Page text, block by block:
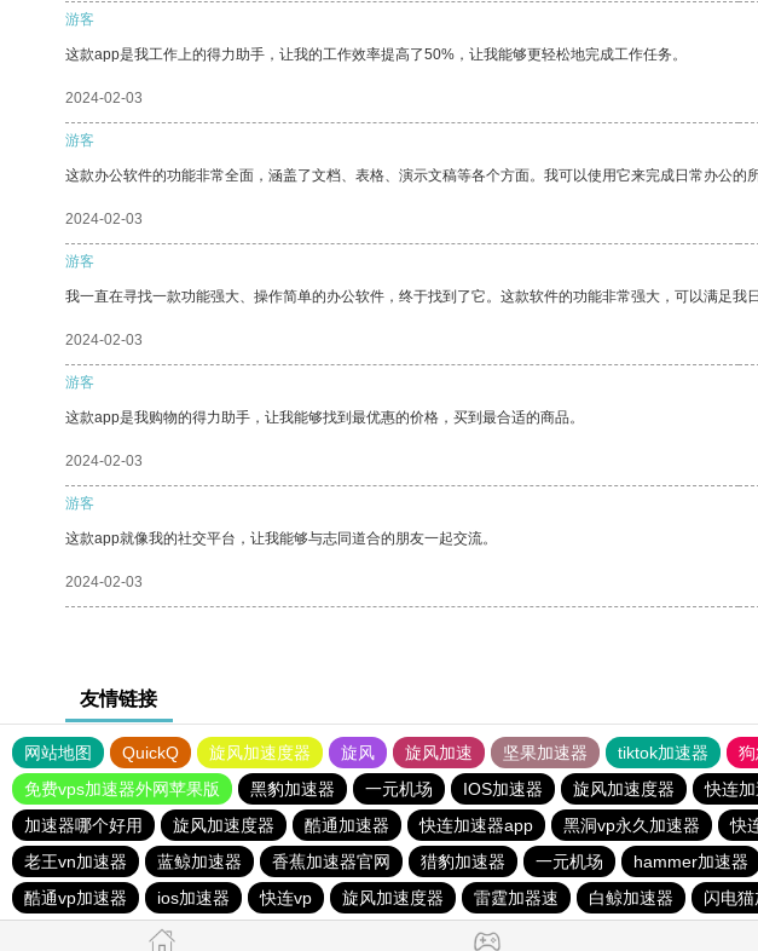
游客
这款app是我工作上的得力助手，让我的工作效率提高了50%，让我能够更轻松地完成工作任务。
2024-02-03
游客
这款办公软件的功能非常全面，涵盖了文档、表格、演示文稿等各个方面。我可以使用它来完成日常办公的
2024-02-03
游客
我一直在寻找一款功能强大、操作简单的办公软件，终于找到了它。这款软件的功能非常强大，可以满足我
2024-02-03
游客
这款app是我购物的得力助手，让我能够找到最优惠的价格，买到最合适的商品。
2024-02-03
游客
这款app就像我的社交平台，让我能够与志同道合的朋友一起交流。
2024-02-03
友情链接
网站地图 QuickQ 旋风加速度器 旋风 旋风加速 坚果加速器 tiktok加速器
免费vps加速器外网苹果版
黑豹加速器 一元机场 IOS加速器 旋风加速度器 快连
加速器哪个好用
旋风加速度器 酷通加速器 快连加速器app 黑洞vp永久加速器 快
老王vn加速器
蓝鲸加速器 香蕉加速器官网 猎豹加速器 一元机场 hammer加速器
酷通vp加速器
ios加速器 快连vp 旋风加速度器 雷霆加器速 白鲸加速器 闪电